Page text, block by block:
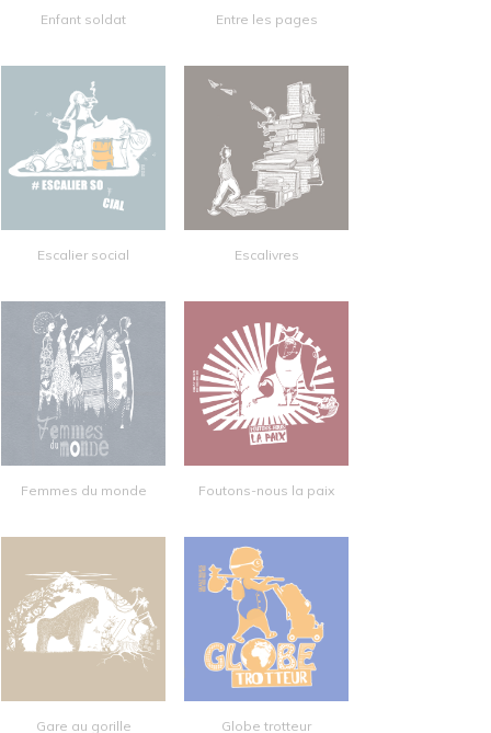
Enfant soldat Entre les pages
Escalier social Escalivres
Femmes du monde Foutons-nous la paix
Gare au gorille Globe trotteur